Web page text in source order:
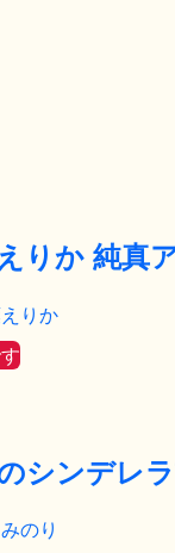
りか 純真
りか
シンデレ
のり